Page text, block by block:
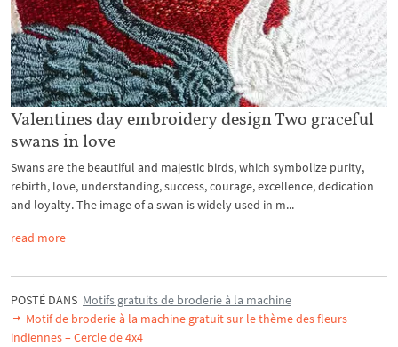
Valentines day embroidery design Two graceful
swans in love
Swans are the beautiful and majestic birds, which symbolize purity,
rebirth, love, understanding, success, courage, excellence, dedication
and loyalty. The image of a swan is widely used in m...
read more
POSTÉ DANS Motifs gratuits de broderie à la machine
Motif de broderie à la machine gratuit sur le thème des fleurs
indiennes – Cercle de 4x4